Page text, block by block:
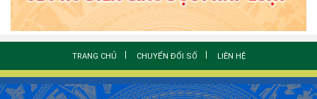
TRANG CHỦ CHUYỂN ĐỔI SỐ LIÊN HỆ